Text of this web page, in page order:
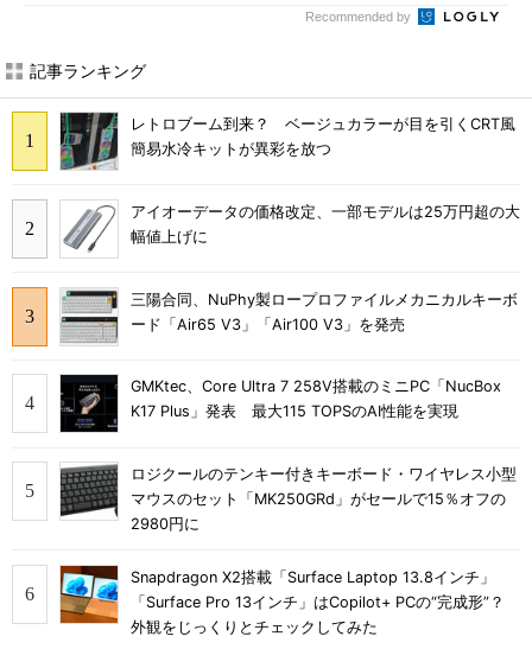
Recommended by
記事ランキング
レトロブーム到来？ ベージュカラーが目を引くCRT風
簡易水冷キットが異彩を放つ
アイオーデータの価格改定、一部モデルは25万円超の大
幅値上げに
三陽合同、NuPhy製ロープロファイルメカニカルキーボ
ード「Air65 V3」「Air100 V3」を発売
GMKtec、Core Ultra 7 258V搭載のミニPC「NucBox
K17 Plus」発表 最大115 TOPSのAI性能を実現
ロジクールのテンキー付きキーボード・ワイヤレス小型
マウスのセット「MK250GRd」がセールで15％オフの
2980円に
Snapdragon X2搭載「Surface Laptop 13.8インチ」
「Surface Pro 13インチ」はCopilot+ PCの“完成形”？
外観をじっくりとチェックしてみた